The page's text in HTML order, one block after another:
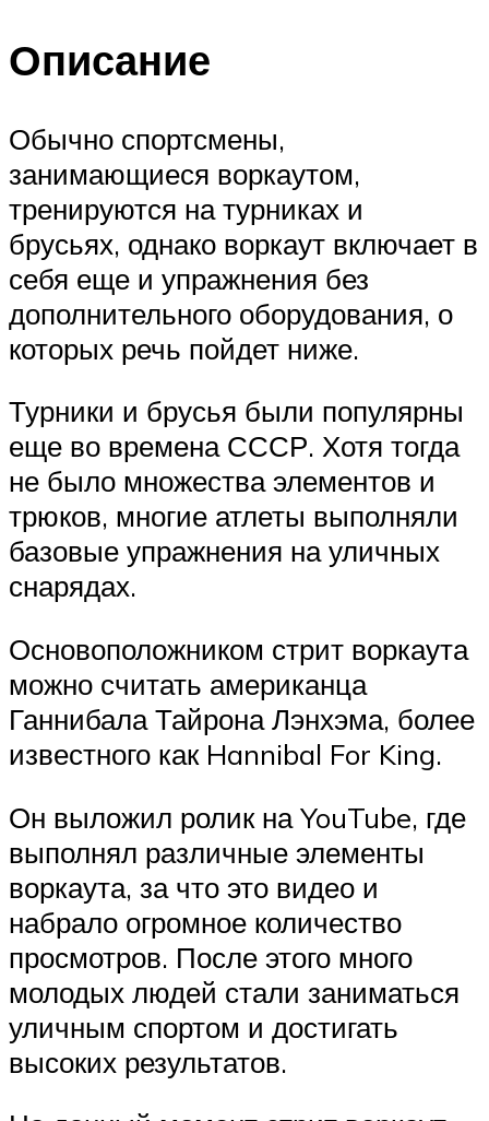
Описание
Обычно спортсмены,
занимающиеся воркаутом,
тренируются на турниках и
брусьях, однако воркаут включает в
себя еще и упражнения без
дополнительного оборудования, о
которых речь пойдет ниже.
Турники и брусья были популярны
еще во времена СССР. Хотя тогда
не было множества элементов и
трюков, многие атлеты выполняли
базовые упражнения на уличных
снарядах.
Основоположником стрит воркаута
можно считать американца
Ганнибала Тайрона Лэнхэма, более
известного как Hannibal For King.
Он выложил ролик на YouTube, где
выполнял различные элементы
воркаута, за что это видео и
набрало огромное количество
просмотров. После этого много
молодых людей стали заниматься
уличным спортом и достигать
высоких результатов.